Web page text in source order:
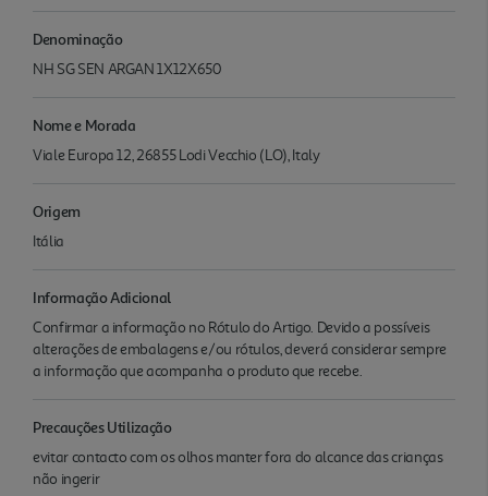
Denominação
NH SG SEN ARGAN 1X12X650
Nome e Morada
Viale Europa 12, 26855 Lodi Vecchio (LO), Italy
Origem
Itália
Informação Adicional
Confirmar a informação no Rótulo do Artigo. Devido a possíveis
alterações de embalagens e/ou rótulos, deverá considerar sempre
a informação que acompanha o produto que recebe.
Precauções Utilização
evitar contacto com os olhos manter fora do alcance das crianças
não ingerir